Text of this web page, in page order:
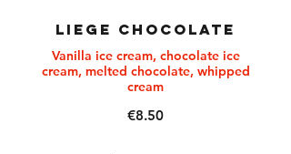
LIEGE CHOCOLATE
Vanilla ice cream, chocolate ice
cream, melted chocolate, whipped
cream
€8.50